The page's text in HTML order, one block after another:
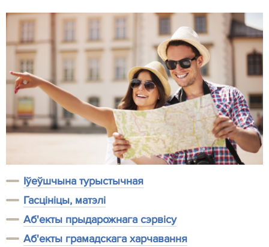
Іўеўшчына турыстычная
Гасцініцы, матэлі
Аб'екты прыдарожнага сэрвісу
Аб'екты грамадскага харчавання